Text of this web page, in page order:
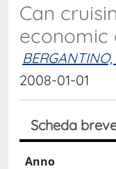
Can
economic
2008-01-01
Scheda
Anno